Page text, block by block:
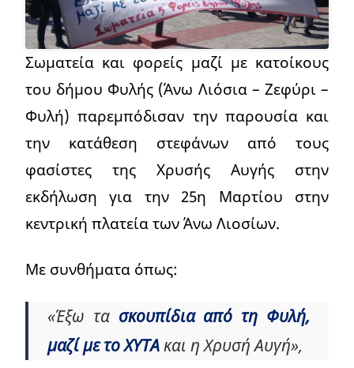
Σωματεία και φορείς μαζί με κατοίκους
του δήμου Φυλής (Άνω Λιόσια – Ζεφύρι –
Φυλή) παρεμπόδισαν την παρουσία και
την κατάθεση στεφάνων από τους
φασίστες της Χρυσής Αυγής στην
εκδήλωση για την 25η Μαρτίου στην
κεντρική πλατεία των Άνω Λιοσίων.
Με συνθήματα όπως:
«Έξω τα σκουπίδια από τη Φυλή,
μαζί με το ΧΥΤΑκαι η Χρυσή Αυγή»,